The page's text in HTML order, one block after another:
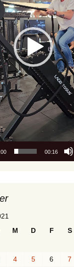
00:16
M D F S
4 5 6 7